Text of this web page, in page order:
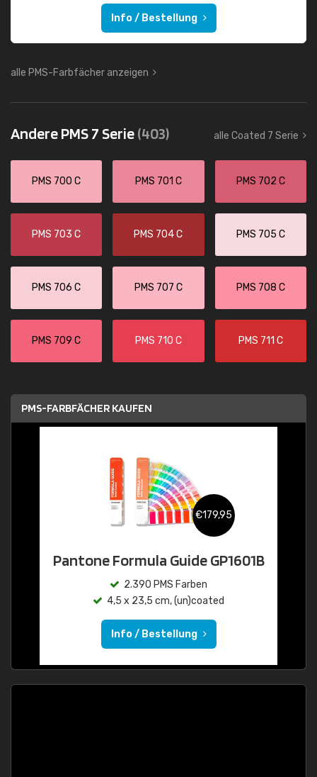
Info / Bestellung
alle PMS-Farbfächer anzeigen
Andere PMS 7 Serie(403) alle Coated 7 Serie
PMS 700 C PMS 701 C PMS 702 C
PMS 703 C PMS 704 C PMS 705 C
PMS 706 C PMS 707 C PMS 708 C
PMS 709 C PMS 710 C PMS 711 C
PMS-FARBFÄCHER KAUFEN
€179,95
Pantone Formula Guide GP1601B
2.390 PMS Farben
4,5 x 23,5 cm, (un)coated
Info / Bestellung